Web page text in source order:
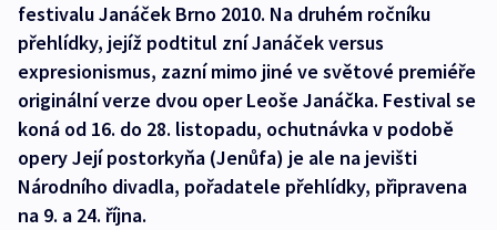
festivalu Janáček Brno 2010. Na druhém ročníku
přehlídky, jejíž podtitul zní Janáček versus
expresionismus, zazní mimo jiné ve světové premiéře
originální verze dvou oper Leoše Janáčka. Festival se
koná od 16. do 28. listopadu, ochutnávka v podobě
opery Její postorkyňa (Jenůfa) je ale na jevišti
Národního divadla, pořadatele přehlídky, připravena
na 9. a 24. října.